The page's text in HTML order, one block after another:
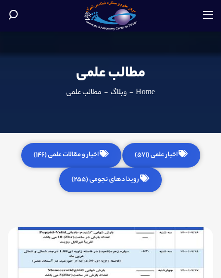
مطالب علمی
Home
- وبلاگ - مطالب علمی
اخبار علمی (571) اخبار و مقالات علمی (146)
رویدادهای نجومی (255)